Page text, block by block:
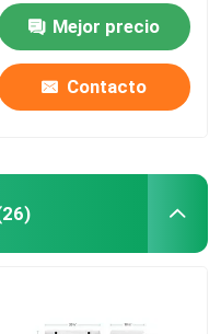
Mejor precio
Contacto